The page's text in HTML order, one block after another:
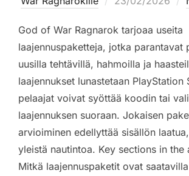
God of War Ragnarok tarjoaa useita
laajennuspaketteja, jotka parantavat
uusilla tehtävillä, hahmoilla ja
laajennukset lunastetaan PlayStation
pelaajat voivat syöttää koodin tai
laajennuksen suoraan. Jokaisen
arvioiminen edellyttää sisällön
yleistä nautintoa. Key sections in the
Mitkä laajennuspaketit ovat